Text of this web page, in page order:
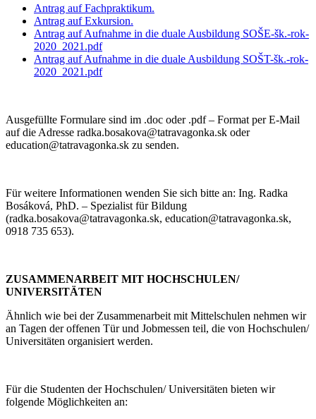
Antrag auf Fachpraktikum.
Antrag auf Exkursion.
Antrag auf Aufnahme in die duale Ausbildung SOŠE-šk.-rok-
2020_2021.pdf
Antrag auf Aufnahme in die duale Ausbildung SOŠT-šk.-rok-
2020_2021.pdf
Ausgefüllte Formulare sind im .doc oder .pdf – Format per E-Mail
auf die Adresse radka.bosakova@tatravagonka.sk oder
education@tatravagonka.sk zu senden.
Für weitere Informationen wenden Sie sich bitte an: Ing. Radka
Bosáková, PhD. – Spezialist für Bildung
(radka.bosakova@tatravagonka.sk, education@tatravagonka.sk,
0918 735 653).
ZUSAMMENARBEIT MIT HOCHSCHULEN/
UNIVERSITÄTEN
Ähnlich wie bei der Zusammenarbeit mit Mittelschulen nehmen wir
an Tagen der offenen Tür und Jobmessen teil, die von Hochschulen/
Universitäten organisiert werden.
Für die Studenten der Hochschulen/ Universitäten bieten wir
folgende Möglichkeiten an: